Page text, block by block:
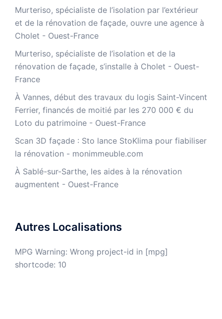
Murteriso, spécialiste de l’isolation par l’extérieur
et de la rénovation de façade, ouvre une agence à
Cholet - Ouest-France
Murteriso, spécialiste de l’isolation et de la
rénovation de façade, s’installe à Cholet - Ouest-
France
À Vannes, début des travaux du logis Saint-Vincent
Ferrier, financés de moitié par les 270 000 € du
Loto du patrimoine - Ouest-France
​Scan 3D façade : Sto lance StoKlima pour fiabiliser
la rénovation - monimmeuble.com
À Sablé-sur-Sarthe, les aides à la rénovation
augmentent - Ouest-France
Autres Localisations
MPG Warning: Wrong project-id in [mpg]
shortcode: 10